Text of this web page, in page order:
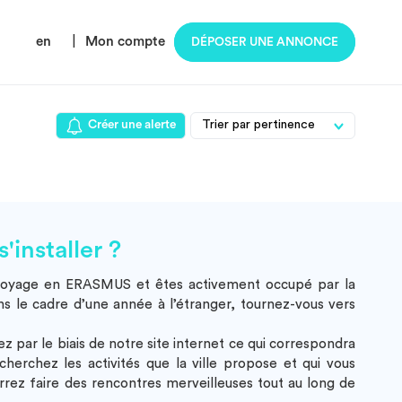
en Mon compte DÉPOSER UNE ANNONCE
Créer une alerte
?
en ERASMUS et êtes activement occupé par la
cadre d’une année à l’étranger, tournez-vous vers
par le biais de notre site internet ce qui correspondra
les activités que la ville propose et qui vous
faire des rencontres merveilleuses tout au long de